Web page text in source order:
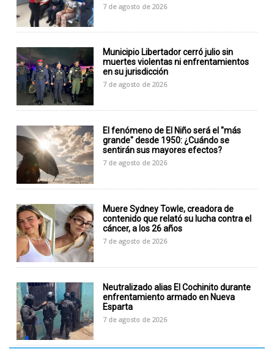
7 de agosto de 2026
Municipio Libertador cerró julio sin
muertes violentas ni enfrentamientos
en su jurisdicción
7 de agosto de 2026
El fenómeno de El Niño será el "más
grande" desde 1950: ¿Cuándo se
sentirán sus mayores efectos?
7 de agosto de 2026
Muere Sydney Towle, creadora de
contenido que relató su lucha contra el
cáncer, a los 26 años
7 de agosto de 2026
Neutralizado alias El Cochinito durante
enfrentamiento armado en Nueva
Esparta
7 de agosto de 2026